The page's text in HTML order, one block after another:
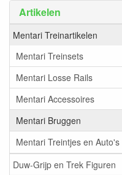
Artikelen
Mentari Treinartikelen
Mentari Treinsets
Mentari Losse Rails
Mentari Accessoires
Mentari Bruggen
Mentari Treintjes en Auto's
Duw-Grijp en Trek Figuren